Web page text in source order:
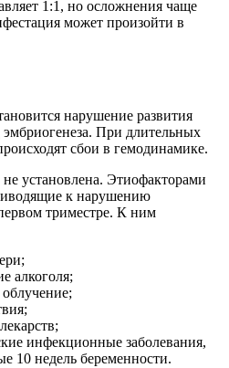
1:1, но осложнения чаще
может произойти в
нарушение развития
При длительных
сбои в гемодинамике.
установлена. Этиофакторами
к нарушению
триместре. К ним
алкоголя;
облучение;
инфекционные заболевания,
10 недель беременности.